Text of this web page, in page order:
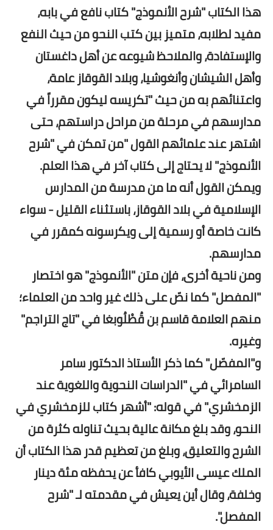
هذا الكتاب "شرح الأنموذج" كتاب نافع في بابه،
مفيد لطلابه، متميز بين كتب النحو من حيث النفع
والإستفادة، والملاحظ شيوعه عن أهل داغستان
وأهل الشيشان وأنغوشيا، وبلاد القوقاز عامة،
واعتنائهم به من حيث "تكريسه ليكون مقرراً في
مدارسهم في مرحلة من مراحل دراستهم، حتى
اشتهر عند علمائهم القول "من تمكن في "شرح
الأنموذج" لا يحتاج إلى كتاب آخر في هذا العلم.
ويمكن القول أنه ما من مدرسة من المدارس
الإسلامية في بلاد القوقاز، باستثناء القليل - سواء
كانت خاصة أو رسمية إلى ويكرسونه كمقرر في
مدارسهم.
ومن ناحية أخرى، فإن متن "الأنموذج" هو اختصار
"المفصل" كما نصّ على ذلك غير واحد من العلماء؛
منهم العلامة قاسم بن قُطْلُوبغا في "تاج التراجم"
وغيره.
و"المفصّل" كما ذكر الأستاذ الدكتور سامر
السامرائي في "الدراسات النحوية واللغوية عند
الزمخشري" في قوله: "أشهر كتاب للزمخشري في
النحو، وقد بلغ مكانة عالية بحيث تناوله كثرة من
الشرح والتعليق، وبلغ من تعظيم قدر هذا الكتاب أن
الملك عيسى الأيوبي كافأ عن يحفظه مئة دينار
وخلفة، وقال أين يعيش في مقدمته لـ "شرح
المفصل".